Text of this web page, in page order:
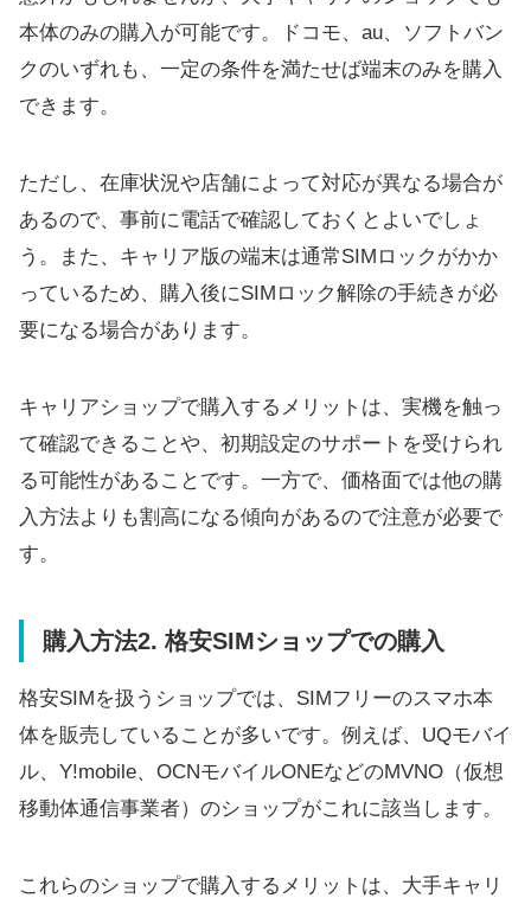
本体のみの購入が可能です。ドコモ、au、ソフトバン
クのいずれも、一定の条件を満たせば端末のみを購入
できます。
ただし、在庫状況や店舗によって対応が異なる場合が
あるので、事前に電話で確認しておくとよいでしょ
う。また、キャリア版の端末は通常SIMロックがかか
っているため、購入後にSIMロック解除の手続きが必
要になる場合があります。
キャリアショップで購入するメリットは、実機を触っ
て確認できることや、初期設定のサポートを受けられ
る可能性があることです。一方で、価格面では他の購
入方法よりも割高になる傾向があるので注意が必要で
す。
購入方法2. 格安SIMショップでの購入
格安SIMを扱うショップでは、SIMフリーのスマホ本
体を販売していることが多いです。例えば、UQモバイ
ル、Y!mobile、OCNモバイルONEなどのMVNO（仮想
移動体通信事業者）のショップがこれに該当します。
これらのショップで購入するメリットは、大手キャリ